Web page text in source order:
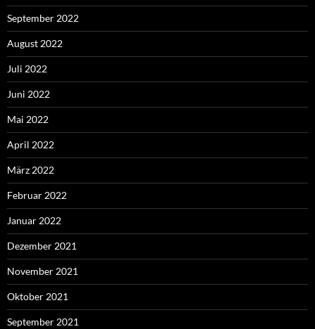
September 2022
August 2022
Juli 2022
Juni 2022
Mai 2022
April 2022
März 2022
Februar 2022
Januar 2022
Dezember 2021
November 2021
Oktober 2021
September 2021